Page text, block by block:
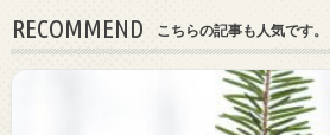
RECOMMEND こちらの記事も人気です。